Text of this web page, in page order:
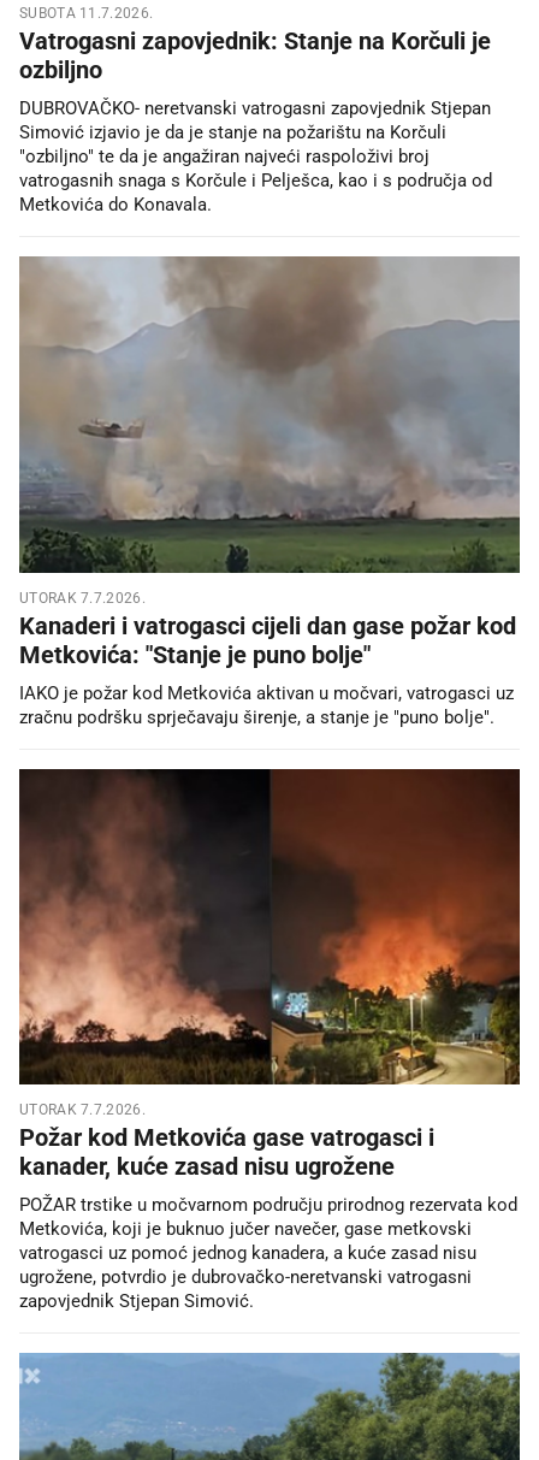
SUBOTA 11.7.2026.
Vatrogasni zapovjednik: Stanje na Korčuli je
ozbiljno
DUBROVAČKO- neretvanski vatrogasni zapovjednik Stjepan
Simović izjavio je da je stanje na požarištu na Korčuli
"ozbiljno" te da je angažiran najveći raspoloživi broj
vatrogasnih snaga s Korčule i Pelješca, kao i s područja od
Metkovića do Konavala.
UTORAK 7.7.2026.
Kanaderi i vatrogasci cijeli dan gase požar kod
Metkovića: "Stanje je puno bolje"
IAKO je požar kod Metkovića aktivan u močvari, vatrogasci uz
zračnu podršku sprječavaju širenje, a stanje je "puno bolje".
UTORAK 7.7.2026.
Požar kod Metkovića gase vatrogasci i
kanader, kuće zasad nisu ugrožene
POŽAR trstike u močvarnom području prirodnog rezervata kod
Metkovića, koji je buknuo jučer navečer, gase metkovski
vatrogasci uz pomoć jednog kanadera, a kuće zasad nisu
ugrožene, potvrdio je dubrovačko-neretvanski vatrogasni
zapovjednik Stjepan Simović.